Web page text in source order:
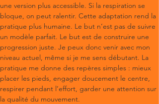
une version plus accessible. Si la respiration se
bloque, on peut ralentir. Cette adaptation rend la
pratique plus humaine. Le but n’est pas de suivre
un modèle parfait. Le but est de construire une
progression juste. Je peux donc venir avec mon
niveau actuel, même si je me sens débutant. La
pratique me donne des repères simples : mieux
placer les pieds, engager doucement le centre,
respirer pendant l’effort, garder une attention sur
la qualité du mouvement.